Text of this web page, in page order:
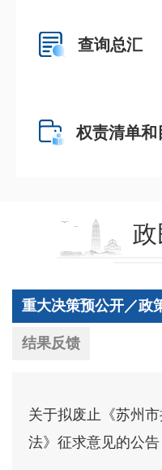
查询总汇
权责清单和
政
重大决策预公开／政
结果反馈
关于拟废止《苏州
法》征求意见的公告